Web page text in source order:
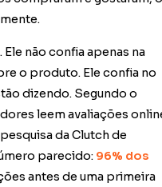
não confia apenas na
o produto. Ele confia no
dizendo. Segundo o
leem avaliações
da Clutch de
parecido: 96% dos
antes de uma primeira